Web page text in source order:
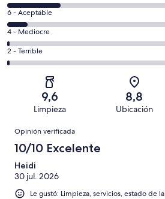
Excelente.
141
de
204
opiniones
8
-
Bueno.
42
de
opiniones
Evaluación:
6
-
Aceptable.
16
opiniones
6 - Aceptable
Evaluación:
4
-
4 - Mediocre
Evaluación:
2
204
2 - Terrible
9,6
Limpieza
8,8
Ubicación
Opiniones
Opinión verificada
10/10 Excelente
Heidi
30 jul. 2026
Le gustó: Limpieza, servicios, estado de